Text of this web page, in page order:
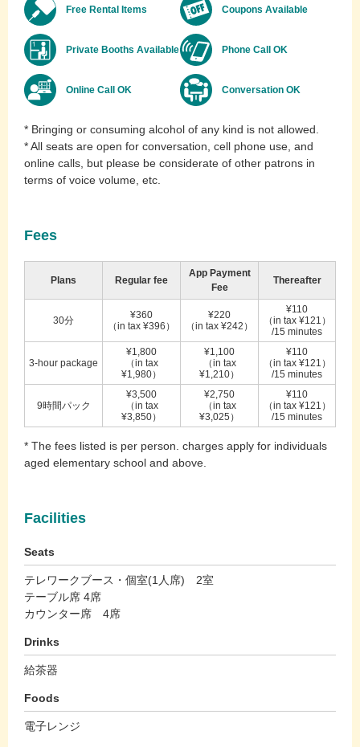
Free Rental Items Coupons Available
Private Booths Available Phone Call OK
Online Call OK Conversation OK
* Bringing or consuming alcohol of any kind is not allowed.
* All seats are open for conversation, cell phone use, and
online calls, but please be considerate of other patrons in
terms of voice volume, etc.
Fees
Plans Regular fee
App Payment
Fee
Thereafter
30分
¥360
（in tax ¥396）
¥220
（in tax ¥242）
¥110
（in tax ¥121）
/15 minutes
3-hour package
¥1,800
（in tax
¥1,980）
¥1,100
（in tax
¥1,210）
¥110
（in tax ¥121）
/15 minutes
9時間パック
¥3,500
（in tax
¥3,850）
¥2,750
（in tax
¥3,025）
¥110
（in tax ¥121）
/15 minutes
* The fees listed is per person. charges apply for individuals
aged elementary school and above.
Facilities
Seats
テレワークブース・個室(1人席) 2室
テーブル席 4席
カウンター席 4席
Drinks
給茶器
Foods
電子レンジ